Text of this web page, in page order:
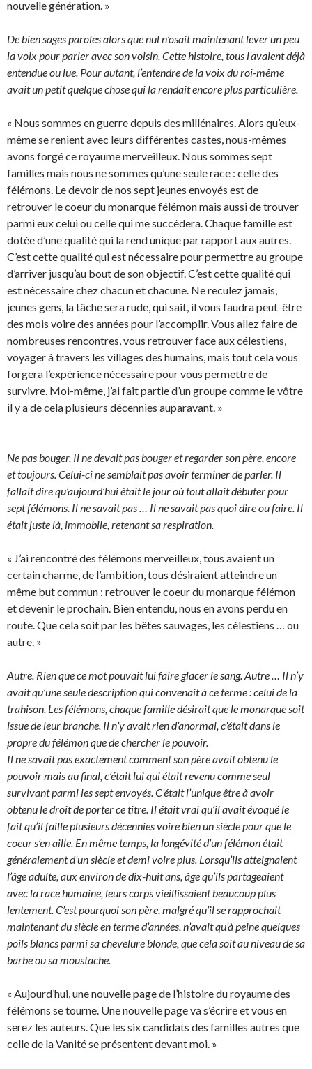
nouvelle génération. »
De bien sages paroles alors que nul n’osait maintenant lever un peu
la voix pour parler avec son voisin. Cette histoire, tous l’avaient déjà
entendue ou lue. Pour autant, l’entendre de la voix du roi-même
avait un petit quelque chose qui la rendait encore plus particulière.
« Nous sommes en guerre depuis des millénaires. Alors qu’eux-
même se renient avec leurs différentes castes, nous-mêmes
avons forgé ce royaume merveilleux. Nous sommes sept
familles mais nous ne sommes qu’une seule race : celle des
félémons. Le devoir de nos sept jeunes envoyés est de
retrouver le coeur du monarque félémon mais aussi de trouver
parmi eux celui ou celle qui me succédera. Chaque famille est
dotée d’une qualité qui la rend unique par rapport aux autres.
C’est cette qualité qui est nécessaire pour permettre au groupe
d’arriver jusqu’au bout de son objectif. C’est cette qualité qui
est nécessaire chez chacun et chacune. Ne reculez jamais,
jeunes gens, la tâche sera rude, qui sait, il vous faudra peut-être
des mois voire des années pour l’accomplir. Vous allez faire de
nombreuses rencontres, vous retrouver face aux célestiens,
voyager à travers les villages des humains, mais tout cela vous
forgera l’expérience nécessaire pour vous permettre de
survivre. Moi-même, j’ai fait partie d’un groupe comme le vôtre
il y a de cela plusieurs décennies auparavant. »
Ne pas bouger. Il ne devait pas bouger et regarder son père, encore
et toujours. Celui-ci ne semblait pas avoir terminer de parler. Il
fallait dire qu’aujourd’hui était le jour où tout allait débuter pour
sept félémons. Il ne savait pas … Il ne savait pas quoi dire ou faire. Il
était juste là, immobile, retenant sa respiration.
« J’ai rencontré des félémons merveilleux, tous avaient un
certain charme, de l’ambition, tous désiraient atteindre un
même but commun : retrouver le coeur du monarque félémon
et devenir le prochain. Bien entendu, nous en avons perdu en
route. Que cela soit par les bêtes sauvages, les célestiens … ou
autre. »
Autre. Rien que ce mot pouvait lui faire glacer le sang. Autre … Il n’y
avait qu’une seule description qui convenait à ce terme : celui de la
trahison. Les félémons, chaque famille désirait que le monarque soit
issue de leur branche. Il n’y avait rien d’anormal, c’était dans le
propre du félémon que de chercher le pouvoir.
Il ne savait pas exactement comment son père avait obtenu le
pouvoir mais au final, c’était lui qui était revenu comme seul
survivant parmi les sept envoyés. C’était l’unique être à avoir
obtenu le droit de porter ce titre. Il était vrai qu’il avait évoqué le
fait qu’il faille plusieurs décennies voire bien un siècle pour que le
coeur s’en aille. En même temps, la longévité d’un félémon était
généralement d’un siècle et demi voire plus. Lorsqu’ils atteignaient
l’âge adulte, aux environ de dix-huit ans, âge qu’ils partageaient
avec la race humaine, leurs corps vieillissaient beaucoup plus
lentement. C’est pourquoi son père, malgré qu’il se rapprochait
maintenant du siècle en terme d’années, n’avait qu’à peine quelques
poils blancs parmi sa chevelure blonde, que cela soit au niveau de sa
barbe ou sa moustache.
« Aujourd’hui, une nouvelle page de l’histoire du royaume des
félémons se tourne. Une nouvelle page va s’écrire et vous en
serez les auteurs. Que les six candidats des familles autres que
celle de la Vanité se présentent devant moi. »